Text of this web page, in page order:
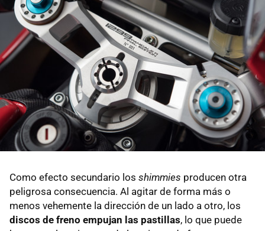
Como efecto secundario los shimmies producen otra
peligrosa consecuencia. Al agitar de forma más o
menos vehemente la dirección de un lado a otro, los
discos de freno empujan las pastillas, lo que puede